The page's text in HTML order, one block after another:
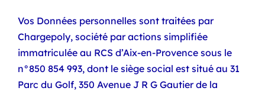
Vos Données personnelles sont traitées par
Chargepoly, société par actions simplifiée
immatriculée au RCS d’Aix-en-Provence sous le
n°850 854 993, dont le siège social est situé au 31
Parc du Golf, 350 Avenue J R G Gautier de la